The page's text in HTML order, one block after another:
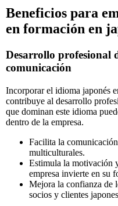
Beneficios para
en formación en
Desarrollo profesional
comunicación
Incorporar el idioma japonés
contribuye al desarrollo
que dominan este idioma
dentro de la empresa.
Facilita la
multiculturales.
Estimula la motivación
empresa invierte en su
Mejora la confianza de
socios y clientes